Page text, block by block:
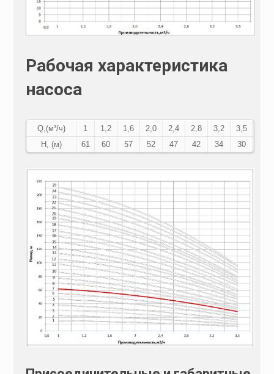
Рабочая характеристика
насоса
Q,(м³/ч) 1 1,2 1,6 2,0 2,4 2,8 3,2
3,5
Н, (м)
61 60 57 52 47 42 34 30